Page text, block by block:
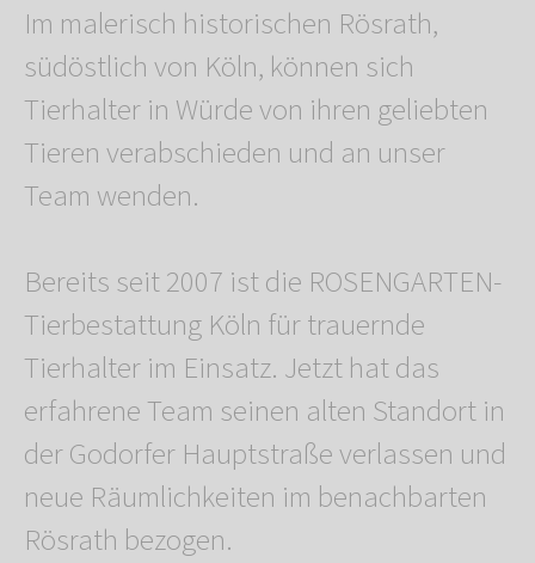
Im malerisch historischen Rösrath,
südöstlich von Köln, können sich
Tierhalter in Würde von ihren geliebten
Tieren verabschieden und an unser
Team wenden.
Bereits seit 2007 ist die ROSENGARTEN-
Tierbestattung Köln für trauernde
Tierhalter im Einsatz. Jetzt hat das
erfahrene Team seinen alten Standort in
der Godorfer Hauptstraße verlassen und
neue Räumlichkeiten im benachbarten
Rösrath bezogen.